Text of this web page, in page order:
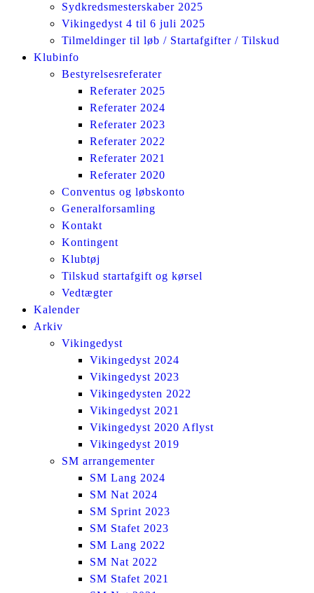
Sydkredsmesterskaber 2025
Vikingedyst 4 til 6 juli 2025
Tilmeldinger til løb / Startafgifter / Tilskud
Klubinfo
Bestyrelsesreferater
Referater 2025
Referater 2024
Referater 2023
Referater 2022
Referater 2021
Referater 2020
Conventus og løbskonto
Generalforsamling
Kontakt
Kontingent
Klubtøj
Tilskud startafgift og kørsel
Vedtægter
Kalender
Arkiv
Vikingedyst
Vikingedyst 2024
Vikingedyst 2023
Vikingedysten 2022
Vikingedyst 2021
Vikingedyst 2020 Aflyst
Vikingedyst 2019
SM arrangementer
SM Lang 2024
SM Nat 2024
SM Sprint 2023
SM Stafet 2023
SM Lang 2022
SM Nat 2022
SM Stafet 2021